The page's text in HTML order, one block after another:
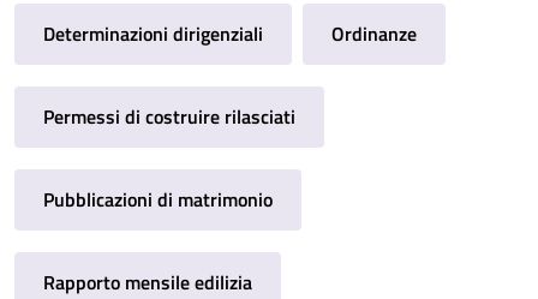
Determinazioni dirigenziali Ordinanze
Permessi di costruire rilasciati
Pubblicazioni di matrimonio
Rapporto mensile edilizia